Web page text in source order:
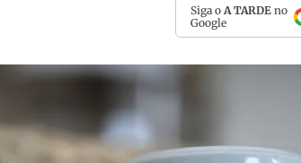
Siga o A TARDE no
Google